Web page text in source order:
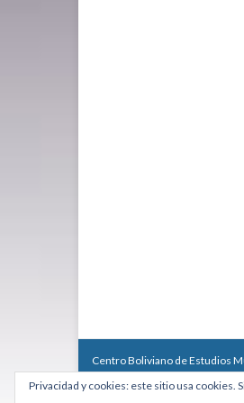
Centro Boliviano de Estudios
Calle Macario Pinilla # 2588
Teléfono: +591 2431818 -
Privacidad y cookies: este sitio usa cookies.